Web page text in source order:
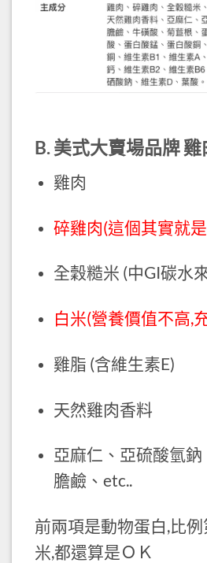
B. 美式大賣場品牌
雞肉
碎雞肉(這個其實就
全穀糙米 (中GI碳水
白米(營養價值不高,
雞脂 (含維生素E)
天然雞肉香料
亞麻仁、亞硫酸氫
膽鹼、etc..
前兩項是動物蛋白,比
米,都還算是ＯＫ